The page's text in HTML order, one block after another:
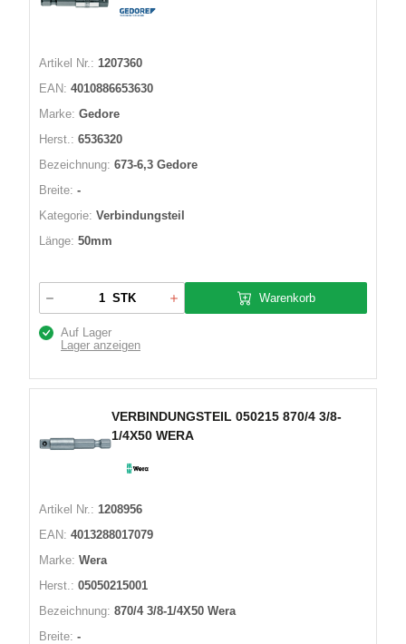
Artikel Nr.: 1207360
EAN: 4010886653630
Marke: Gedore
Herst.: 6536320
Bezeichnung: 673-6,3 Gedore
Breite: -
Kategorie: Verbindungsteil
Länge: 50mm
STK Warenkorb
Auf Lager
Lager anzeigen
VERBINDUNGSTEIL 050215 870/4 3/8-
1/4X50 WERA
Artikel Nr.: 1208956
EAN: 4013288017079
Marke: Wera
Herst.: 05050215001
Bezeichnung: 870/4 3/8-1/4X50 Wera
Breite: -